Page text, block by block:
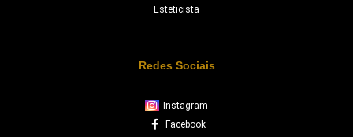
Esteticista
Redes Sociais
Instagram
Facebook